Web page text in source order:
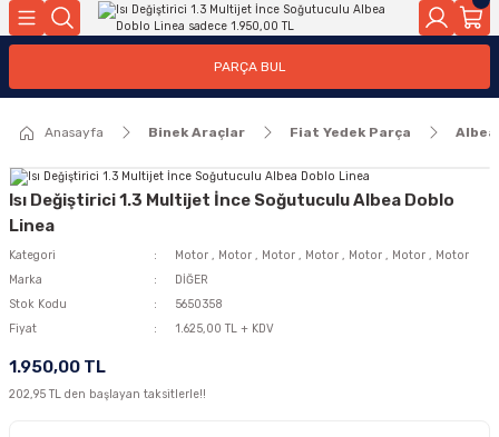
Geri Dön
Geri Dön
PARÇA BUL
Anasayfa Binek Araçlar Fiat Yedek Parça Albea
Isı Değiştirici 1.3 Multijet İnce Soğutuculu Albea Doblo
Linea
Kategori Motor , Motor , Motor , Motor , Motor , Motor , Motor
Marka
DİĞER
Stok Kodu
5650358
Fiyat
1.625,00 TL + KDV
1.950,00 TL
202,95 TL den başlayan taksitlerle!!